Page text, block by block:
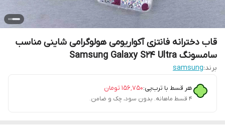
قاب دخترانه فانتزی آکواریومی هولوگرامی شاینی مناسب
سامسونگ Samsung Galaxy S24 Ultra
برند:samsung
هر قسط با ترب‌پی:۱۵۶٬۷۵۰ تومان
۴ قسط ماهانه. بدون سود، چک و ضامن.